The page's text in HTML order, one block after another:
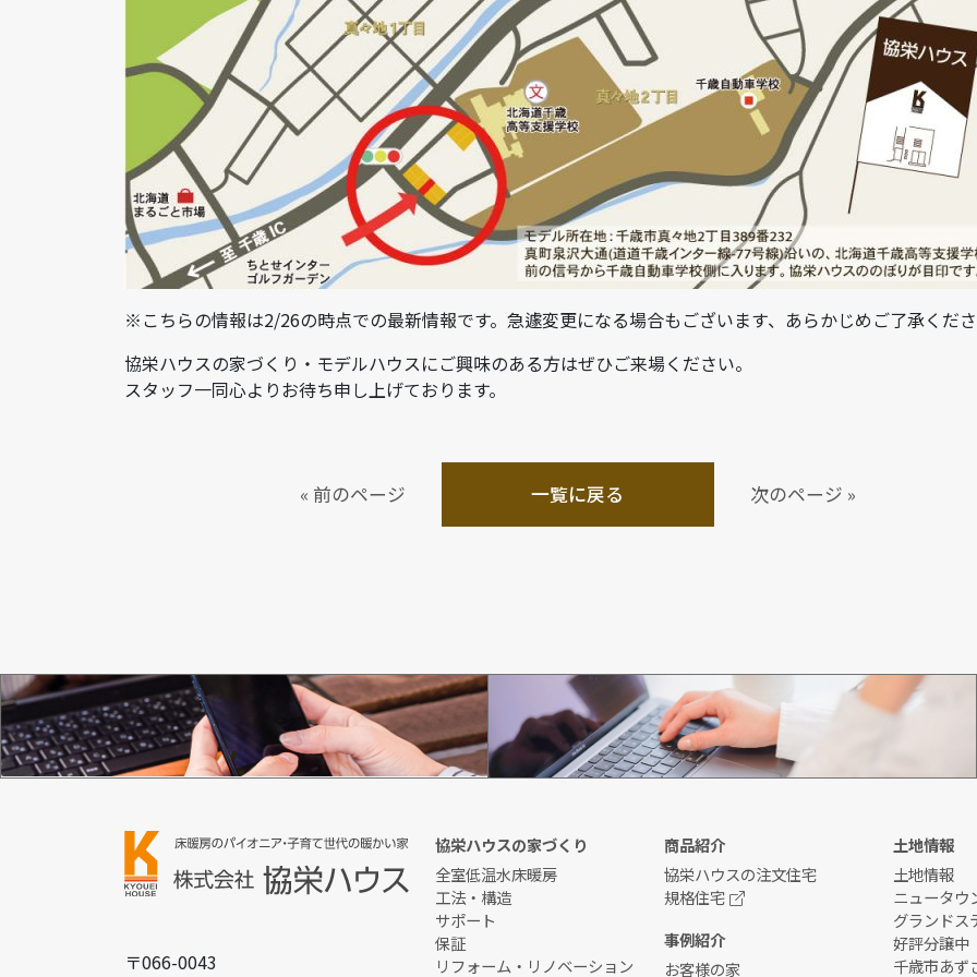
※こちらの情報は2/26の時点での最新情報です。急遽変更になる場合もございます、あらかじめご了承くだ
協栄ハウスの家づくり・モデルハウスにご興味のある方はぜひご来場ください。
スタッフ一同心よりお待ち申し上げております。
« 前のページ 一覧に戻る 次のページ »
お問い合わせ 資料請求
〒066-0043
協栄ハウスの家づくり
全室低温水床暖房
工法・構造
サポート
保証
リフォーム・リノベーション
商品紹介
協栄ハウスの注文住宅
規格住宅
事例紹介
お客様の家
土地情報
土地情報
ニュータウ
グランドス
好評分譲中
千歳市あず